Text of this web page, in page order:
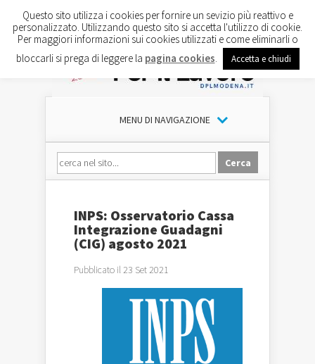
MENU DI NAVIGAZIONE
INPS: Osservatorio Cassa
Integrazione Guadagni
(CIG) agosto 2021
Pubblicato il 23 Set 2021
Questo sito utilizza i cookies per fornire un sevizio più reattivo e
personalizzato. Utilizzando questo sito si accetta l'utilizzo di cookie.
Per maggiori informazioni sui cookies utilizzati e come eliminarli o
bloccarli si prega di leggere la pagina cookies Accetta e chiudi